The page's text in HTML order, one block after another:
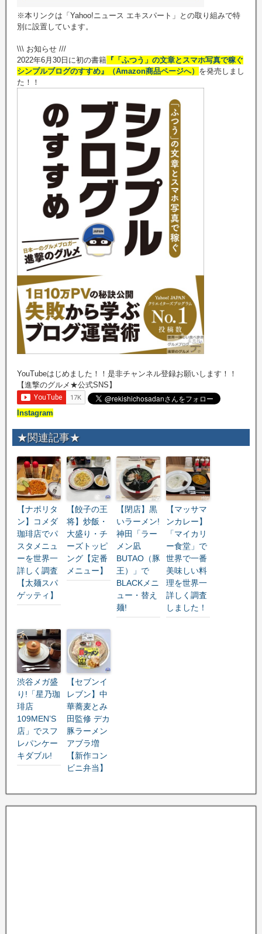
※本リンクは「Yahoo!ニュース エキスパート」との取り組みで特
別に設置しています。
\\\ お知らせ ///
2022年6月30日に初の書籍 『「ふつう」の文章とスマホ写真で稼ぐ
シンプルブログのすすめ』（Amazon商品ページへ） を発売しまし
た！！
YouTubeはじめました！！是非チャンネル登録お願いします！！
【進撃のグルメ★公式SNS】
Instagram
★関連記事★
【ナポリタ
ン】コメダ
珈琲店でパ
スタメニュ
ーを世界一
詳しく調査
【太麺スパ
ゲッティ】
【餃子の王
将】炒飯・
大盛り・チ
ーズトッピ
ング【定番
メニュー】
【閉店】黒
いラーメン!
神田「ラー
メン凪
BUTAO（豚
王）」で
BLACKメニ
ュー・替え
麺!
【マッサマ
ンカレー】
「マイカリ
ー食堂」で
世界で一番
美味しい料
理を世界一
詳しく調査
しました！
渋谷メガ盛
り!「星乃珈
琲店
109MEN’S
店」でスフ
レパンケー
キダブル!
【セブンイ
レブン】中
華蕎麦とみ
田監修 デカ
豚ラーメン
アブラ増
【新作コン
ビニ弁当】